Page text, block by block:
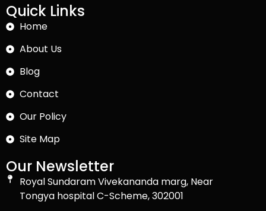
Quick Links
Home
About Us
Blog
Contact
Our Policy
Site Map
Our Newsletter
Royal Sundaram Vivekananda marg, Near
Tongya hospital C-Scheme, 302001